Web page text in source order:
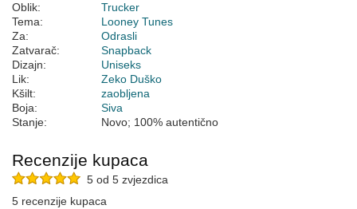
Oblik:
Trucker
Tema:
Looney Tunes
Za:
Odrasli
Zatvarač:
Snapback
Dizajn:
Uniseks
Lik:
Zeko Duško
Kšilt:
zaobljena
Boja:
Siva
Stanje:
Novo; 100% autentično
Recenzije kupaca
5 od 5 zvjezdica
5 recenzije kupaca